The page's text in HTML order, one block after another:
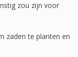
zou zijn voor
zaden te planten en